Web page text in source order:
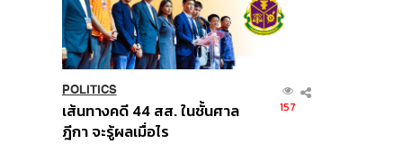
POLITICS
เส้นทางคดี 44 สส. ในชั้นศาล
ฎีกา จะรู้ผลเมื่อไร
157